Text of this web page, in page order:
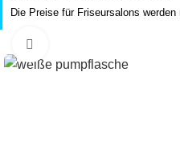
Die Preise für Friseursalons